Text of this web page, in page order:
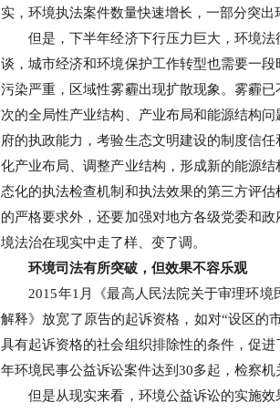
实，环境执法案件数量快速增长，一部分突出
但是，下半年经济下行压力巨大，环境法
谈，城市经济和环境保护工作转型也需要一
污染严重，区域性雾霾出现扩散现象。雾霾
次的全局性产业结构、产业布局和能源结构
府的执政能力，考验生态文明建设的制度信
化产业布局、调整产业结构，形成新的能源
态化的执法检查机制和执法效果的第三方评估
的严格要求外，还要加强对地方各级党委和
境法治在现实中走了样、变了调。
环境司法有所突破，但效果不容乐观
2015年1月《最高人民法院关于审理环境
解释》放宽了原告的起诉资格，如对“设区的
具有起诉资格的社会组织排除性的条件，促
年环境民事公益诉讼案件达到30多起，检察机
但是从现实来看，环境公益诉讼的实施效